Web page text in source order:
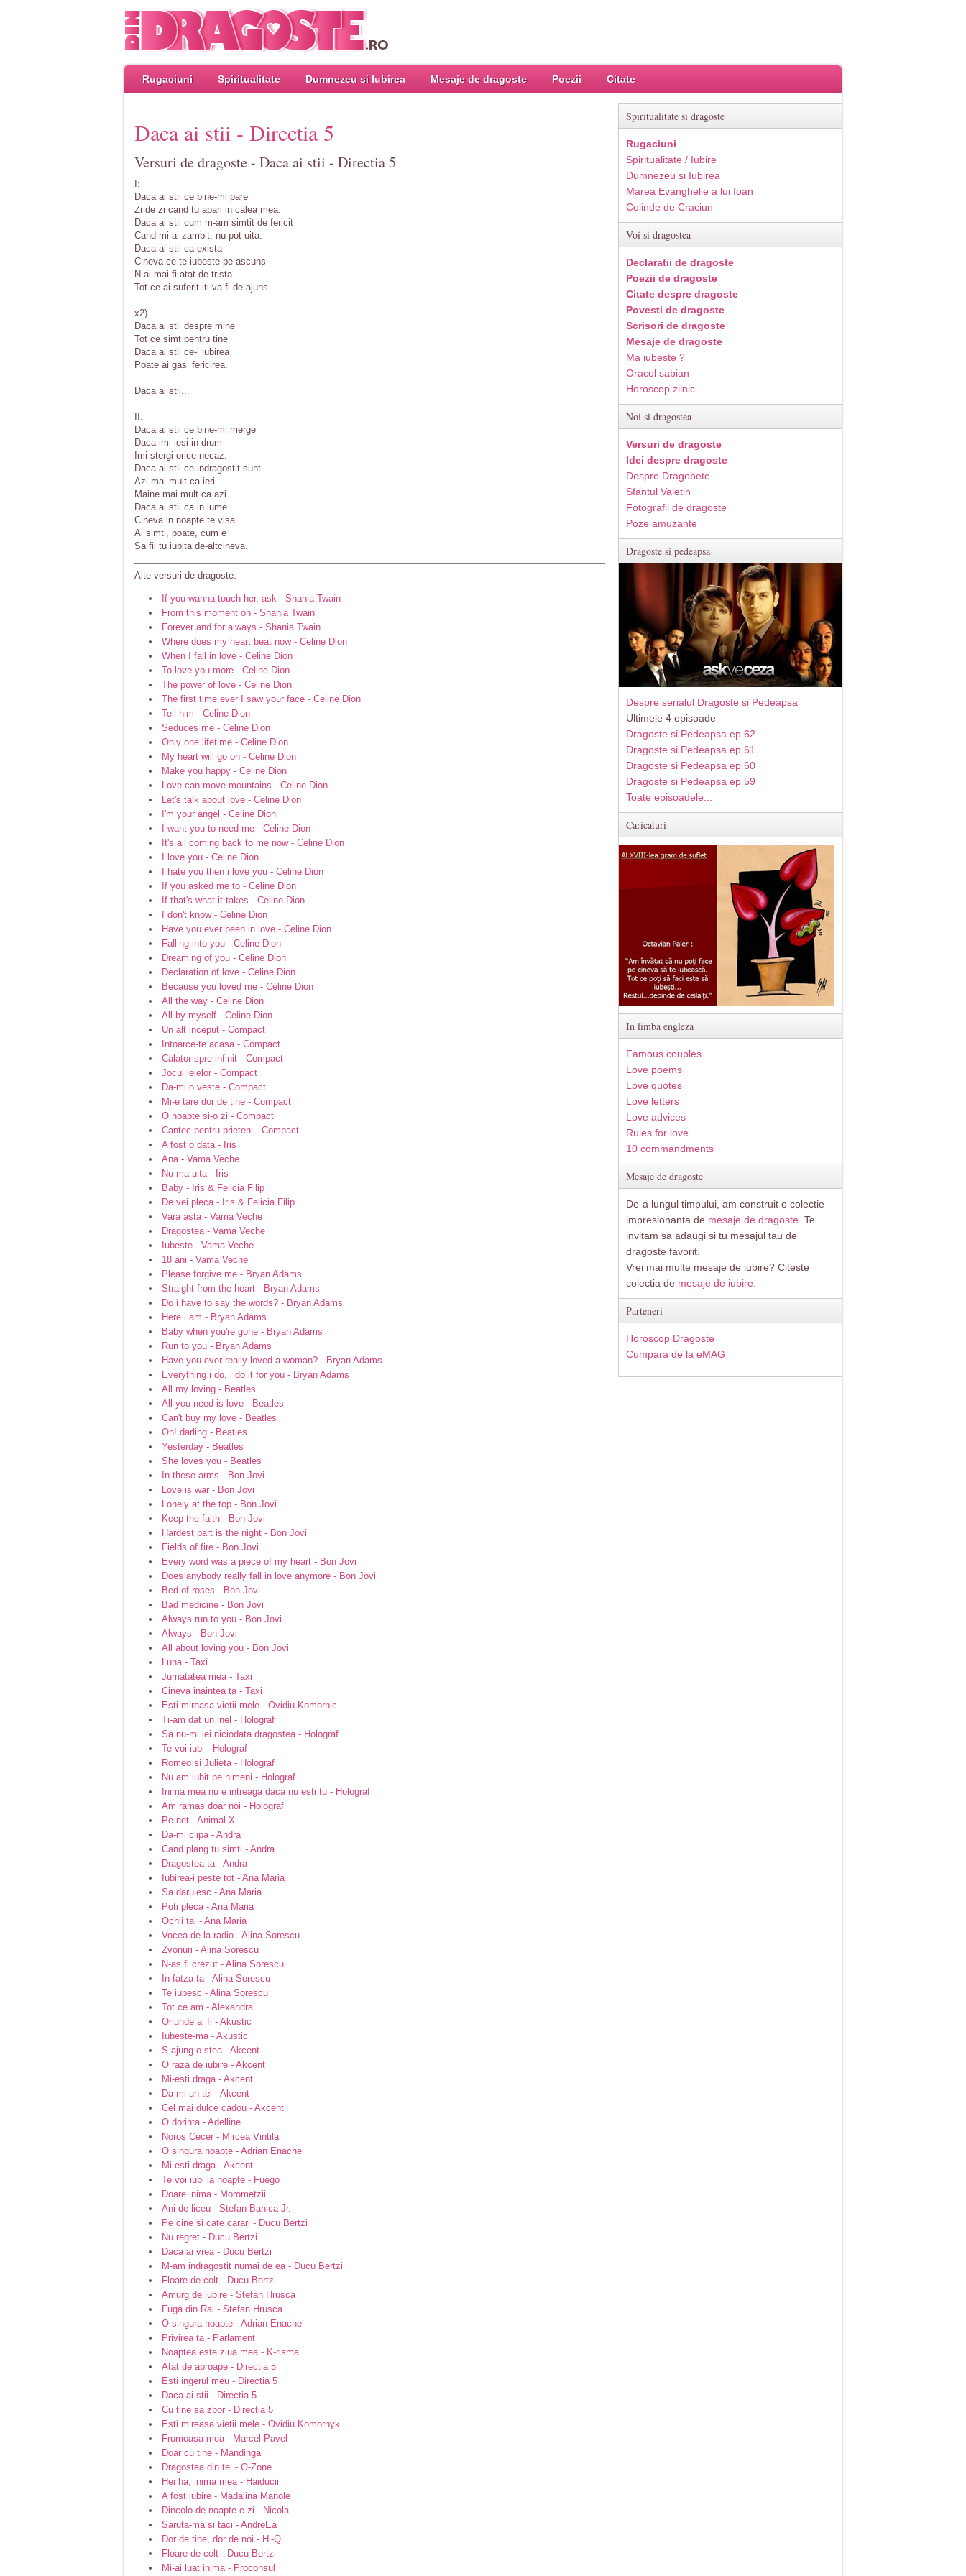
Rugaciuni Spiritualitate Dumnezeu si Iubirea Mesaje de dragoste Poezii Citate
Daca ai stii - Directia 5
Versuri de dragoste - Daca ai stii - Directia 5
I:
Daca ai stii ce bine-mi pare
Zi de zi cand tu apari in calea mea.
Daca ai stii cum m-am simtit de fericit
Cand mi-ai zambit, nu pot uita.
Daca ai stii ca exista
Cineva ce te iubeste pe-ascuns
N-ai mai fi atat de trista
Tot ce-ai suferit iti va fi de-ajuns.
x2)
Daca ai stii despre mine
Tot ce simt pentru tine
Daca ai stii ce-i iubirea
Poate ai gasi fericirea.
Daca ai stii...
II:
Daca ai stii ce bine-mi merge
Daca imi iesi in drum
Imi stergi orice necaz.
Daca ai stii ce indragostit sunt
Azi mai mult ca ieri
Maine mai mult ca azi.
Daca ai stii ca in lume
Cineva in noapte te visa
Ai simti, poate, cum e
Sa fii tu iubita de-altcineva.
Alte versuri de dragoste:
If you wanna touch her, ask - Shania Twain
From this moment on - Shania Twain
Forever and for always - Shania Twain
Where does my heart beat now - Celine Dion
When I fall in love - Celine Dion
To love you more - Celine Dion
The power of love - Celine Dion
The first time ever I saw your face - Celine Dion
Tell him - Celine Dion
Seduces me - Celine Dion
Only one lifetime - Celine Dion
My heart will go on - Celine Dion
Make you happy - Celine Dion
Love can move mountains - Celine Dion
Let's talk about love - Celine Dion
I'm your angel - Celine Dion
I want you to need me - Celine Dion
It's all coming back to me now - Celine Dion
I love you - Celine Dion
I hate you then i love you - Celine Dion
If you asked me to - Celine Dion
If that's what it takes - Celine Dion
I don't know - Celine Dion
Have you ever been in love - Celine Dion
Falling into you - Celine Dion
Dreaming of you - Celine Dion
Declaration of love - Celine Dion
Because you loved me - Celine Dion
All the way - Celine Dion
All by myself - Celine Dion
Un alt inceput - Compact
Intoarce-te acasa - Compact
Calator spre infinit - Compact
Jocul ielelor - Compact
Da-mi o veste - Compact
Mi-e tare dor de tine - Compact
O noapte si-o zi - Compact
Cantec pentru prieteni - Compact
A fost o data - Iris
Ana - Vama Veche
Nu ma uita - Iris
Baby - Iris & Felicia Filip
De vei pleca - Iris & Felicia Filip
Vara asta - Vama Veche
Dragostea - Vama Veche
Iubeste - Vama Veche
18 ani - Vama Veche
Please forgive me - Bryan Adams
Straight from the heart - Bryan Adams
Do i have to say the words? - Bryan Adams
Here i am - Bryan Adams
Baby when you're gone - Bryan Adams
Run to you - Bryan Adams
Have you ever really loved a woman? - Bryan Adams
Everything i do, i do it for you - Bryan Adams
All my loving - Beatles
All you need is love - Beatles
Can't buy my love - Beatles
Oh! darling - Beatles
Yesterday - Beatles
She loves you - Beatles
In these arms - Bon Jovi
Love is war - Bon Jovi
Lonely at the top - Bon Jovi
Keep the faith - Bon Jovi
Hardest part is the night - Bon Jovi
Fields of fire - Bon Jovi
Every word was a piece of my heart - Bon Jovi
Does anybody really fall in love anymore - Bon Jovi
Bed of roses - Bon Jovi
Bad medicine - Bon Jovi
Always run to you - Bon Jovi
Always - Bon Jovi
All about loving you - Bon Jovi
Luna - Taxi
Jumatatea mea - Taxi
Cineva inaintea ta - Taxi
Esti mireasa vietii mele - Ovidiu Komornic
Ti-am dat un inel - Holograf
Sa nu-mi iei niciodata dragostea - Holograf
Te voi iubi - Holograf
Romeo si Julieta - Holograf
Nu am iubit pe nimeni - Holograf
Inima mea nu e intreaga daca nu esti tu - Holograf
Am ramas doar noi - Holograf
Pe net - Animal X
Da-mi clipa - Andra
Cand plang tu simti - Andra
Dragostea ta - Andra
Iubirea-i peste tot - Ana Maria
Sa daruiesc - Ana Maria
Poti pleca - Ana Maria
Ochii tai - Ana Maria
Vocea de la radio - Alina Sorescu
Zvonuri - Alina Sorescu
N-as fi crezut - Alina Sorescu
In fatza ta - Alina Sorescu
Te iubesc - Alina Sorescu
Tot ce am - Alexandra
Oriunde ai fi - Akustic
Iubeste-ma - Akustic
S-ajung o stea - Akcent
O raza de iubire - Akcent
Mi-esti draga - Akcent
Da-mi un tel - Akcent
Cel mai dulce cadou - Akcent
O dorinta - Adelline
Noros Cecer - Mircea Vintila
O singura noapte - Adrian Enache
Mi-esti draga - Akcent
Te voi iubi la noapte - Fuego
Doare inima - Morometzii
Ani de liceu - Stefan Banica Jr.
Pe cine si cate carari - Ducu Bertzi
Nu regret - Ducu Bertzi
Daca ai vrea - Ducu Bertzi
M-am indragostit numai de ea - Ducu Bertzi
Floare de colt - Ducu Bertzi
Amurg de iubire - Stefan Hrusca
Fuga din Rai - Stefan Hrusca
O singura noapte - Adrian Enache
Privirea ta - Parlament
Noaptea este ziua mea - K-risma
Atat de aproape - Directia 5
Esti ingerul meu - Directia 5
Daca ai stii - Directia 5
Cu tine sa zbor - Directia 5
Esti mireasa vietii mele - Ovidiu Komornyk
Frumoasa mea - Marcel Pavel
Doar cu tine - Mandinga
Dragostea din tei - O-Zone
Hei ha, inima mea - Haiducii
A fost iubire - Madalina Manole
Dincolo de noapte e zi - Nicola
Saruta-ma si taci - AndreEa
Dor de tine, dor de noi - Hi-Q
Floare de colt - Ducu Bertzi
Mi-ai luat inima - Proconsul
Spiritualitate si dragoste
Rugaciuni
Spiritualitate / Iubire
Dumnezeu si Iubirea
Marea Evanghelie a lui Ioan
Colinde de Craciun
Voi si dragostea
Declaratii de dragoste
Poezii de dragoste
Citate despre dragoste
Povesti de dragoste
Scrisori de dragoste
Mesaje de dragoste
Ma iubeste ?
Oracol sabian
Horoscop zilnic
Noi si dragostea
Versuri de dragoste
Idei despre dragoste
Despre Dragobete
Sfantul Valetin
Fotografii de dragoste
Poze amuzante
Dragoste si pedeapsa
Despre serialul Dragoste si Pedeapsa
Ultimele 4 episoade
Dragoste si Pedeapsa ep 62
Dragoste si Pedeapsa ep 61
Dragoste si Pedeapsa ep 60
Dragoste si Pedeapsa ep 59
Toate episoadele...
Caricaturi
In limba engleza
Famous couples
Love poems
Love quotes
Love letters
Love advices
Rules for love
10 commandments
Mesaje de dragoste
De-a lungul timpului, am construit o colectie
impresionanta de mesaje de dragoste . Te
invitam sa adaugi si tu mesajul tau de
dragoste favorit.
Vrei mai multe mesaje de iubire? Citeste
colectia de mesaje de iubire.
Parteneri
Horoscop Dragoste
Cumpara de la eMAG